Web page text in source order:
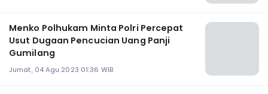
Menko Polhukam Minta Polri Percepat
Usut Dugaan Pencucian Uang Panji
Gumilang
Jumat, 04 Agu 2023 01:36 WIB